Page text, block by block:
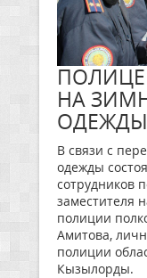
НА
ОДЕЖДЫ
В связи с
одежды
сотрудников
заместителя
полиции
Амитова,
полиции
Кызылорды.